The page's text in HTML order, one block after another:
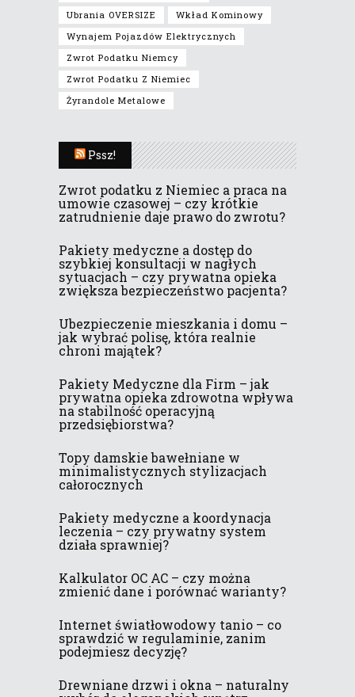
Ubrania OVERSIZE
Wkład Kominowy
Wynajem Pojazdów Elektrycznych
Zwrot Podatku Niemcy
Zwrot Podatku Z Niemiec
Żyrandole Metalowe
Pssz!
Zwrot podatku z Niemiec a praca na
umowie czasowej – czy krótkie
zatrudnienie daje prawo do zwrotu?
Pakiety medyczne a dostęp do
szybkiej konsultacji w nagłych
sytuacjach – czy prywatna opieka
zwiększa bezpieczeństwo pacjenta?
Ubezpieczenie mieszkania i domu –
jak wybrać polisę, która realnie
chroni majątek?
Pakiety Medyczne dla Firm – jak
prywatna opieka zdrowotna wpływa
na stabilność operacyjną
przedsiębiorstwa?
Topy damskie bawełniane w
minimalistycznych stylizacjach
całorocznych
Pakiety medyczne a koordynacja
leczenia – czy prywatny system
działa sprawniej?
Kalkulator OC AC – czy można
zmienić dane i porównać warianty?
Internet światłowodowy tanio – co
sprawdzić w regulaminie, zanim
podejmiesz decyzję?
Drewniane drzwi i okna – naturalny